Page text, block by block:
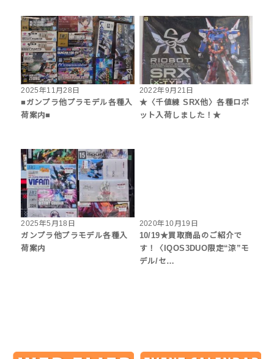
2025年11月28日
■ガンプラ他プラモデル各種入
荷案内■
2022年9月21日
★〈千値練 SRX他〉各種ロボ
ット入荷しました！★
2025年5月18日
ガンプラ他プラモデル各種入
荷案内
2020年10月19日
10/19★買取商品のご紹介で
す！〈IQOS3DUO限定“涼”モ
デル/セ…